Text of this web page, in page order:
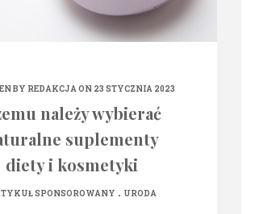
BY REDAKCJAON 23 STYCZNIA 2023
należy wybierać
suplementy
diety i kosmetyki
SPONSOROWANY . URODA